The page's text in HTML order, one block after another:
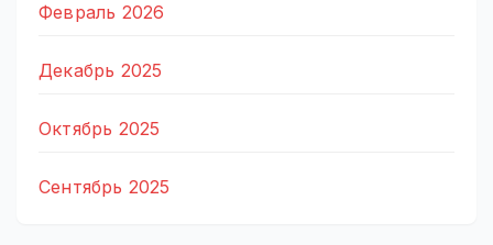
Февраль 2026
Декабрь 2025
Октябрь 2025
Сентябрь 2025